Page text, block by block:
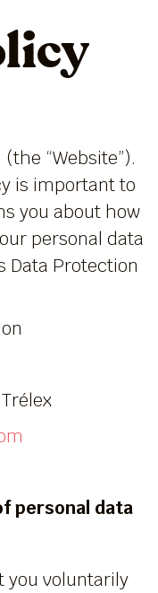
“Website”).
is important to
you about how
personal data
Data Protection
personal data
you voluntarily